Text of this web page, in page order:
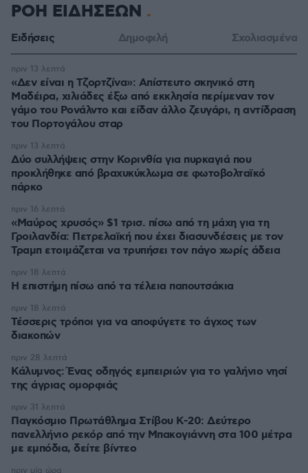
ΡΟΗ ΕΙΔΗΣΕΩΝ
Ειδήσεις Δημοφιλή Σχολιασμένα
«Δεν είναι η Τζορτζίνα»: Απίστευτο σκηνικό στη
Μαδέιρα, χιλιάδες έξω από εκκλησία περίμεναν τον
γάμο του Ρονάλντο και είδαν άλλο ζευγάρι, η αντίδραση
του Πορτογάλου σταρ
πριν 13 λεπτά
Δύο συλλήψεις στην Κορινθία για πυρκαγιά που
προκλήθηκε από βραχυκύκλωμα σε φωτοβολταϊκό
πάρκο
πριν 13 λεπτά
«Μαύρος χρυσός» $1 τρισ. πίσω από τη μάχη για τη
Γροιλανδία: Πετρελαϊκή που έχει διασυνδέσεις με τον
Τραμπ ετοιμάζεται να τρυπήσει τον πάγο χωρίς άδεια
πριν 16 λεπτά
Η επιστήμη πίσω από τα τέλεια παπουτσάκια
πριν 18 λεπτά
Τέσσερις τρόποι για να αποφύγετε το άγχος των
διακοπών
πριν 18 λεπτά
Κάλυμνος: Ένας οδηγός εμπειριών για το γαλήνιο νησί
της άγριας ομορφιάς
πριν 28 λεπτά
Παγκόσμιο Πρωτάθλημα Στίβου Κ-20: Δεύτερο
πανελλήνιο ρεκόρ από την Μπακογιάννη στα 100 μέτρα
με εμπόδια, δείτε βίντεο
πριν 31 λεπτά
πριν μία ώρα